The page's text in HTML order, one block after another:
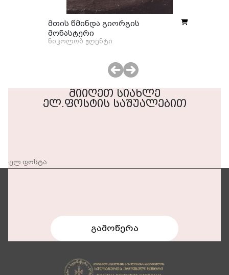
მთის წმინდა გიორგის
მონასტერი
ნიკოლოზ ჟღენტი
მიიღეთ სიახლე
ელ.ფოსტის საშუალებით
გამოწერა